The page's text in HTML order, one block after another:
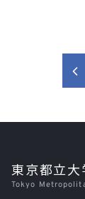
東京都立
Tokyo